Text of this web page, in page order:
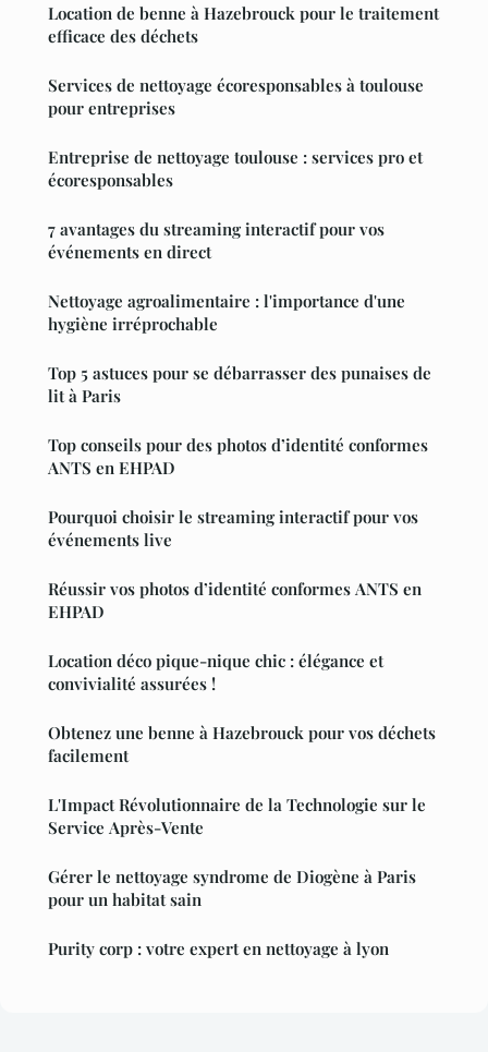
Location de benne à Hazebrouck pour le traitement
efficace des déchets
Services de nettoyage écoresponsables à toulouse
pour entreprises
Entreprise de nettoyage toulouse : services pro et
écoresponsables
7 avantages du streaming interactif pour vos
événements en direct
Nettoyage agroalimentaire : l'importance d'une
hygiène irréprochable
Top 5 astuces pour se débarrasser des punaises de
lit à Paris
Top conseils pour des photos d’identité conformes
ANTS en EHPAD
Pourquoi choisir le streaming interactif pour vos
événements live
Réussir vos photos d’identité conformes ANTS en
EHPAD
Location déco pique-nique chic : élégance et
convivialité assurées !
Obtenez une benne à Hazebrouck pour vos déchets
facilement
L'Impact Révolutionnaire de la Technologie sur le
Service Après-Vente
Gérer le nettoyage syndrome de Diogène à Paris
pour un habitat sain
Purity corp : votre expert en nettoyage à lyon